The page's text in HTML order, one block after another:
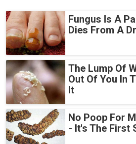
Fungus Is A
Dies From A
The Lump Of
Out Of You In
It
No Poop For
- It's The First